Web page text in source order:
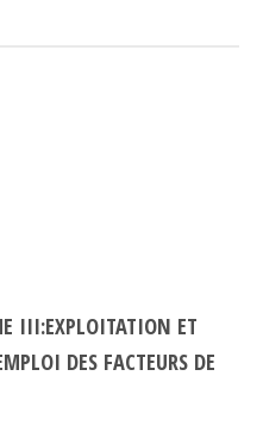
III:EXPLOITATION ET
DES FACTEURS DE